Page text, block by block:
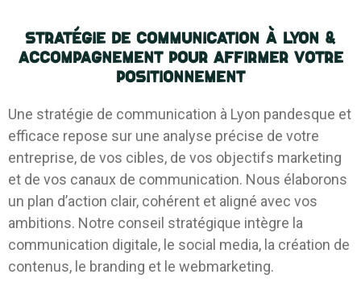
Stratégie de communication à Lyon &
accompagnement pour affirmer votre
positionnement
Une stratégie de communication à Lyon pandesque et
efficace repose sur une analyse précise de votre
entreprise, de vos cibles, de vos objectifs marketing
et de vos canaux de communication. Nous élaborons
un plan d’action clair, cohérent et aligné avec vos
ambitions. Notre conseil stratégique intègre la
communication digitale, le social media, la création de
contenus, le branding et le webmarketing.